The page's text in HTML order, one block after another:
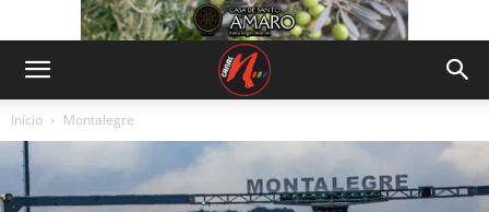
Início Montalegre